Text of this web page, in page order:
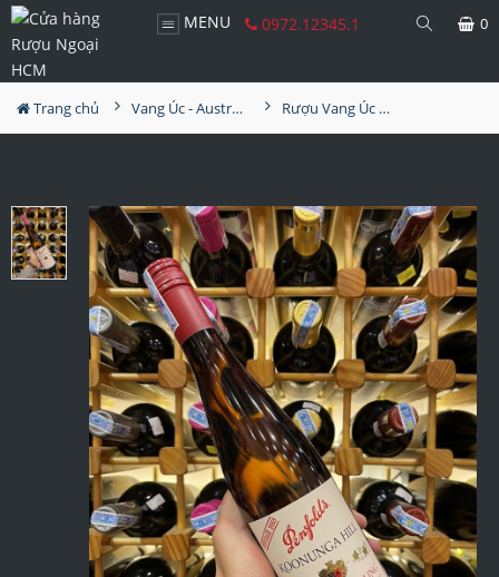
MENU 0972.12345.1 0
Trang chủ Vang Úc - Australia Rượu Vang Úc Penfolds Koonuga Hill Riesling